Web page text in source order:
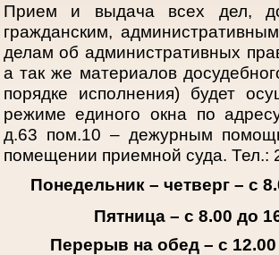
Прием и выдача всех дел,
гражданским,
делам об административных
а так же материалов
порядке исполнения) будет
режиме единого окна по
д.63 пом.10 – дежурным
помещении приемной суда. Тел.:
Понедельник – четверг – с
Пятница – с 8.00 до
Перерыв на обед – с 12.00